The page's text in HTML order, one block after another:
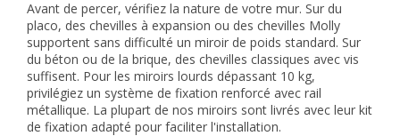
Avant de percer, vérifiez la nature de votre mur. Sur du
placo, des chevilles à expansion ou des chevilles Molly
supportent sans difficulté un miroir de poids standard. Sur
du béton ou de la brique, des chevilles classiques avec vis
suffisent. Pour les miroirs lourds dépassant 10 kg,
privilégiez un système de fixation renforcé avec rail
métallique. La plupart de nos miroirs sont livrés avec leur kit
de fixation adapté pour faciliter l'installation.